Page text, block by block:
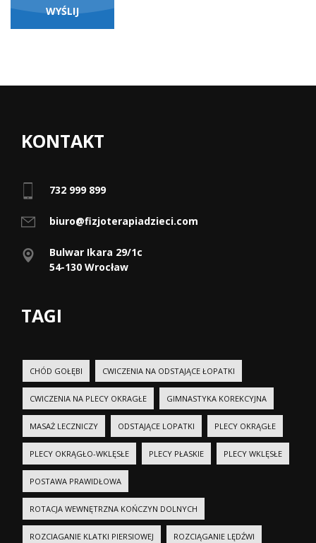
KONTAKT
732 999 899
biuro@fizjoterapiadzieci.com
Bulwar Ikara 29/1c
54-130 Wrocław
TAGI
CHÓD GOŁĘBI CWICZENIA NA ODSTAJĄCE ŁOPATKI
CWICZENIA NA PLECY OKRAGŁE GIMNASTYKA KOREKCYJNA
MASAŻ LECZNICZY ODSTAJĄCE LOPATKI PLECY OKRĄGŁE
PLECY OKRĄGŁO-WKLĘSŁE PLECY PŁASKIE PLECY WKLĘSŁE
POSTAWA PRAWIDŁOWA
ROTACJA WEWNĘTRZNA KOŃCZYN DOLNYCH
ROZCIAGANIE KLATKI PIERSIOWEJ ROZCIĄGANIE LĘDŹWI